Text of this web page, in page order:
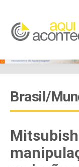
Brasil/